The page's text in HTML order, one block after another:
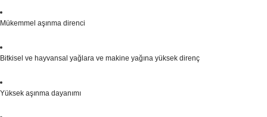
Mükemmel aşınma direnci
Bitkisel ve hayvansal yağlara ve makine yağına yüksek direnç
Yüksek aşınma dayanımı